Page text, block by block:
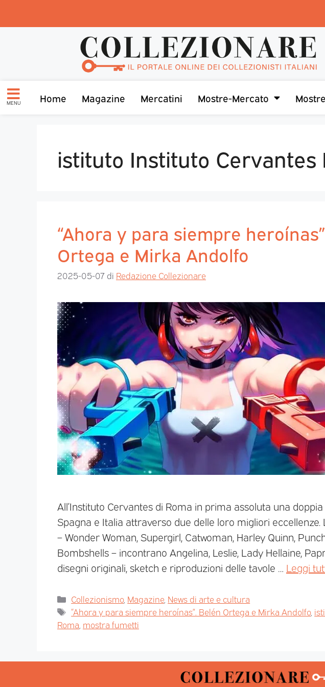
MENU Home Magazine Mercatini Mostre-Mercato
istituto Instituto Cervantes
“Ahora y para siempre
Ortega e Mirka Andolfo
2025-05-07 di Redazione Collezionare
All’Instituto Cervantes di Roma in prima assoluta una
Spagna e Italia attraverso due delle loro migliori eccellenze.
– Wonder Woman, Supergirl, Catwoman, Harley Quinn,
Bombshells – incontrano Angelina, Leslie, Lady Hellaine,
disegni originali, sketch e riproduzioni delle tavole … Leggi
Collezionismo, Magazine, News di arte e cultura
“Ahora y para siempre heroínas”. Belén Ortega e Mirka Andolfo,
Roma mostra fumetti